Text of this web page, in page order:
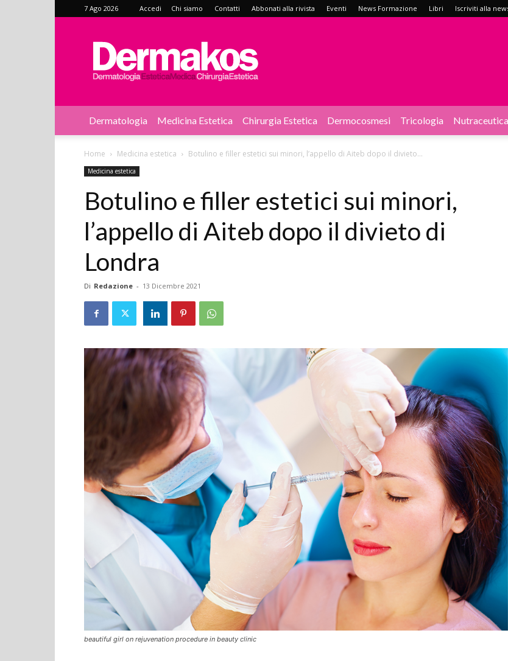
7 Ago 2026 Accedi Chi siamo Contatti Abbonati alla rivista Eventi News Formazione Libri Iscriviti alla
Dermakos
Dermatologia Medicina Estetica Chirurgia Estetica Dermocosmesi Tricologia Nutraceutica
Home Medicina estetica Botulino e filler estetici sui minori, l’appello di Aiteb dopo il divieto...
Medicina estetica
Botulino e filler estetici sui minori,
l’appello di Aiteb dopo il divieto di
Londra
Di Redazione - 13 Dicembre 2021
beautiful girl on rejuvenation procedure in beauty clinic